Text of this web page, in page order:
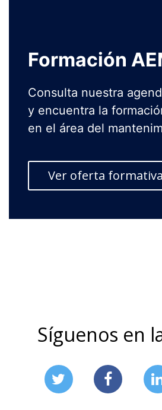
Formación
Consulta nuestra
y encuentra la
en el área del
Ver oferta formativa
Síguenos en